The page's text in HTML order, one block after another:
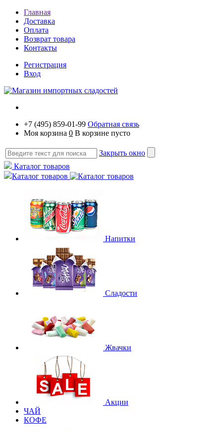
Главная
Доставка
Оплата
Возврат товара
Контакты
Регистрация
Вход
+7 (495) 859-01-99 Обратная связь
Моя корзина 0 В корзине пусто
Закрыть окно
Каталог товаров
Каталог товаров
Напитки
Сладости
Жвачки
Акции
ЧАЙ
КОФЕ